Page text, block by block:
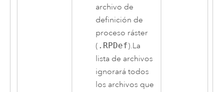
archivo de
definición de
proceso ráster
( .RPDef).La
lista de archivos
ignorará todos
los archivos que